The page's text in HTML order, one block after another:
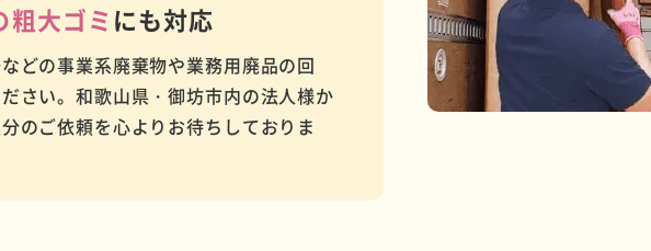
粗大ゴミ にも対応
どの事業系廃棄物や業務用廃品の回
さい。和歌山県・御坊市内の法人様か
のご依頼を心よりお待ちしておりま